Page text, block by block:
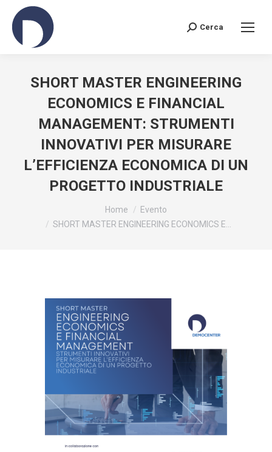
Search:
Cerca
SHORT MASTER ENGINEERING
ECONOMICS E FINANCIAL
MANAGEMENT: STRUMENTI
INNOVATIVI PER MISURARE
L’EFFICIENZA ECONOMICA DI UN
PROGETTO INDUSTRIALE
Home
Evento
SHORT MASTER ENGINEERING ECONOMICS E…